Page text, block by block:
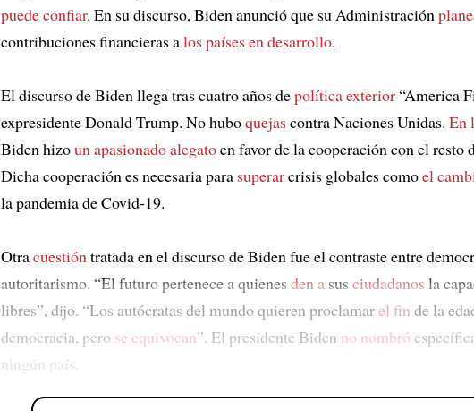
puede confiar. En su discurso, Biden anunció que su Administración
contribuciones financieras alos países en desarrollo.
El discurso de Biden llega tras cuatro años depolítica exterior“America
expresidente Donald Trump. No huboquejascontra Naciones Unidas. En
Biden hizoun apasionado alegatoen favor de la cooperación con el resto
Dicha cooperación es necesaria para superarcrisis globales comoel
la pandemia de Covid-19.
Otracuestióntratada en el discurso de Biden fue el contraste entre
autoritarismo. “El futuro pertenece a quienes den a sus ciudadanos la
libres”, dijo. “Los autócratas del mundo quieren proclamarel fin de la
democracia, pero se equivocan”. El presidente Biden no nombró
ningún país.